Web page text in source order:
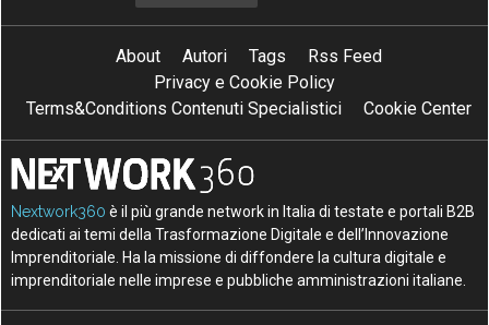
About Autori Tags
Rss Feed
Privacy e Cookie Policy
Terms&Conditions Contenuti Specialistici
Cookie Center
Nextwork360 è il più grande network in Italia di testate e portali B2B
dedicati ai temi della Trasformazione Digitale e dell’Innovazione
Imprenditoriale. Ha la missione di diffondere la cultura digitale e
imprenditoriale nelle imprese e pubbliche amministrazioni italiane.